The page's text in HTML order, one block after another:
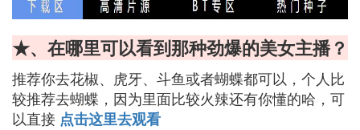
★、在哪里可以看到那种劲爆的美女主播？
推荐你去花椒、虎牙、斗鱼或者蝴蝶都可以，个人比
较推荐去蝴蝶，因为里面比较火辣还有你懂的哈，可
以直接 点击这里去观看